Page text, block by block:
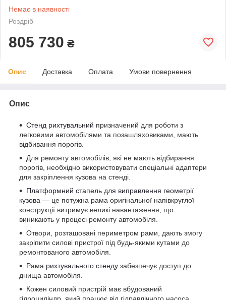
Немає в наявності
Роздріб
805 730 ₴
Опис Доставка Оплата Умови повернення
Опис
Стенд рихтувальний призначений для роботи з
легковими автомобілями та позашляховиками, мають
відбивання порогів.
Для ремонту автомобілів, які не мають відбирання
порогів, необхідно використовувати спеціальні адаптери
для закріплення кузова на стенді.
Платформний стапель для виправлення геометрії
кузова — це потужна рама оригінальної напівкруглої
конструкції витримує великі навантаження, що
виникають у процесі ремонту автомобіля.
Отвори, розташовані периметром рами, дають змогу
закріпити силові пристрої під будь-якими кутами до
ремонтованого автомобіля.
Рама рихтувального стенду забезпечує доступ до
днища автомобіля.
Кожен силовий пристрій має вбудований
гідроциліндр, який працює від гідравлічного насоса.